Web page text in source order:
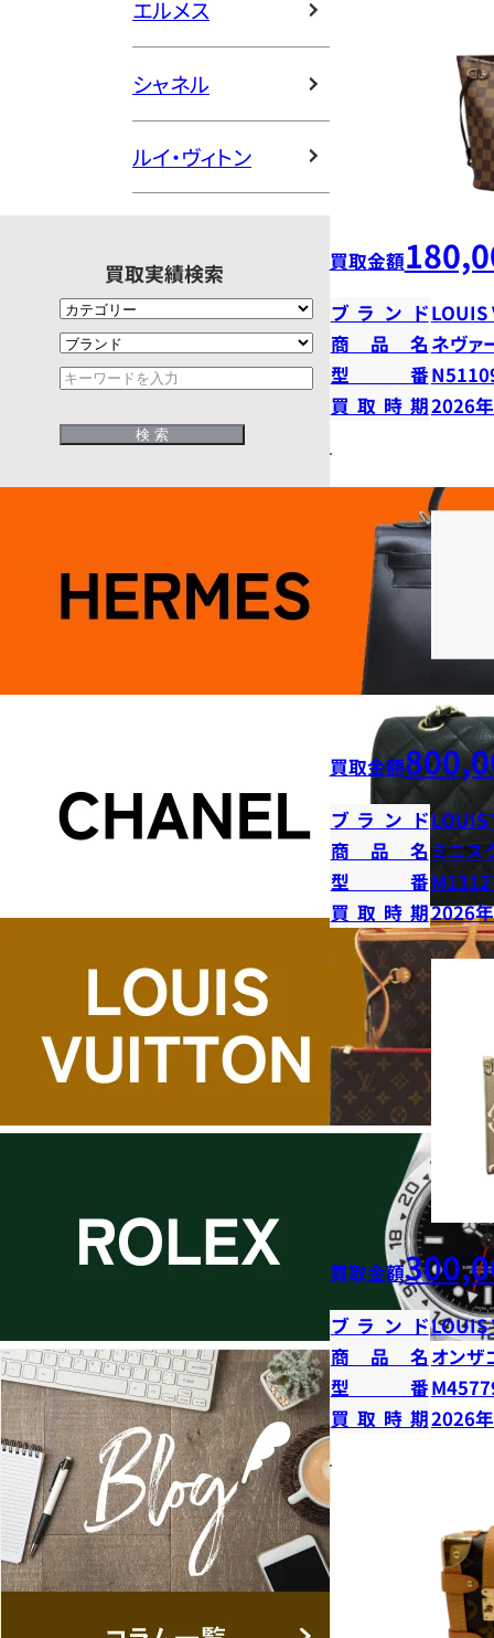
エルメス
シャネル
ルイ・ヴィトン
買取実績検索 買取金額
ブランドLOUIS
商品名 ネヴァ
型番
買取時期2026
買取金額
ブランドLOUIS
商品名 ミニス
型番
買取時期2026
買取金額
ブランドLOUIS
商品名 オンザ
型番
買取時期2026